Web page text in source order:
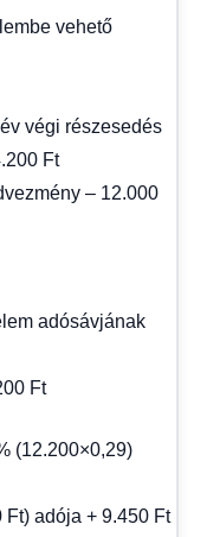
vehető
végi részesedés
Ft
– 12.000
adósávjának
Ft
(12.200×0,29)
adója + 9.450 Ft